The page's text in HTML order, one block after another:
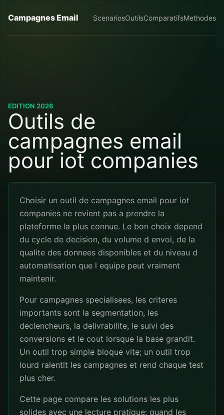
Campagnes Email ScenariosOutilsComparatifsMethodes
EDITION 2026
Outils de
campagnes email
pour iot companies
Choisir un outil de campagnes email pour iot
companies ne revient pas a prendre la
plateforme la plus connue. Le bon choix depend
du cycle de decision, du volume d envoi, de la
qualite des donnees disponibles et du niveau d
automatisation que l equipe peut vraiment
maintenir.
Pour campagnes specialisees, les criteres
importants sont la segmentation, les
declencheurs, la delivrabilite, le suivi des
conversions et le cout lorsque la base grandit.
Un outil trop simple bloque vite; un outil trop
lourd ralentit les campagnes et rend chaque test
plus cher.
Cette page compare les solutions les plus
solides avec une lecture pratique: quand les